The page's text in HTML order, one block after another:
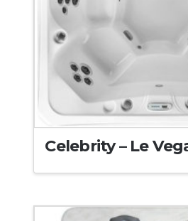
Celebrity – Le